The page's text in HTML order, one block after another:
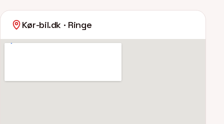
Kør-bil.dk · Ringe